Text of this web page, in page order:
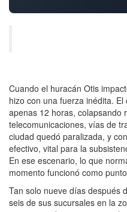
Cuando el huracán Otis
hizo con una fuerza inédita.
apenas 12 horas, colapsando
telecomunicaciones, vías de
ciudad quedó paralizada, y
efectivo, vital para la
En ese escenario, lo que
momento funcionó como
Tan solo nueve días después
seis de sus sucursales en la